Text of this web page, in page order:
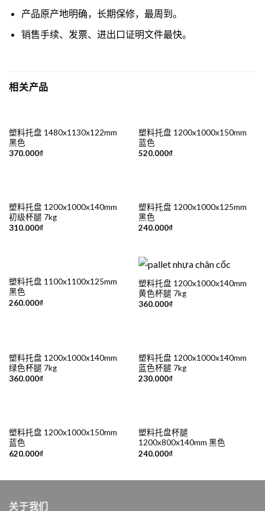
产品原产地明确，长期保修，最周到。
销售手续、发票、进出口证明文件最快。
相关产品
塑料托盘 1480x1130x122mm
黑色
370.000₫
塑料托盘 1200x1000x150mm
蓝色
520.000₫
塑料托盘 1200x1000x140mm
初级杯腿 7kg
310.000₫
塑料托盘 1200x1000x125mm
黑色
240.000₫
塑料托盘 1100x1100x125mm
黑色
260.000₫
塑料托盘 1200x1000x140mm
黄色杯腿 7kg
360.000₫
塑料托盘 1200x1000x140mm
绿色杯腿 7kg
360.000₫
塑料托盘 1200x1000x140mm
蓝色杯腿 7kg
230.000₫
塑料托盘 1200x1000x150mm
蓝色
620.000₫
塑料托盘杯腿
1200x800x140mm 黑色
240.000₫
关于我们